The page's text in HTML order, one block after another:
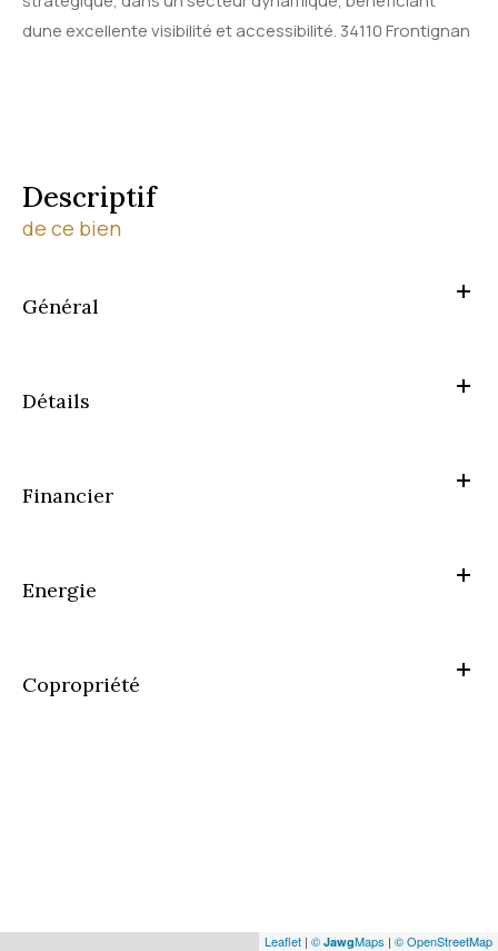
dune excellente visibilité et accessibilité. 34110 Frontignan
descriptif
de ce bien
Général
Détails
Financier
Energie
Copropriété
Leaflet | © JawgMaps | © OpenStreetMap